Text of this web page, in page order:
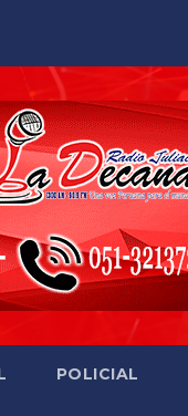
POLICIAL